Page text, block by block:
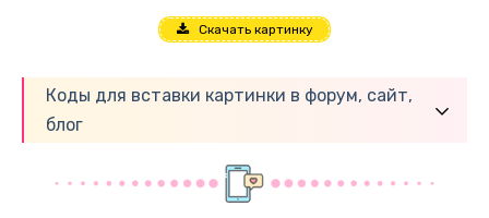
Скачать картинку
Коды для вставки картинки в форум, сайт,
блог